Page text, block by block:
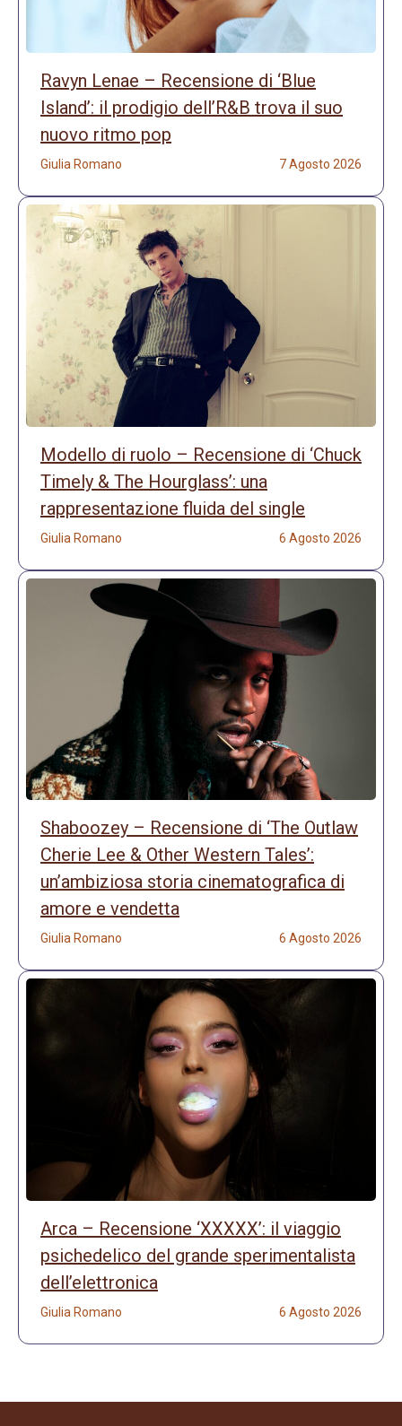
Ravyn Lenae – Recensione di ‘Blue
Island’: il prodigio dell’R&B trova il suo
nuovo ritmo pop
Giulia Romano 7 Agosto 2026
Modello di ruolo – Recensione di ‘Chuck
Timely & The Hourglass’: una
rappresentazione fluida del single
Giulia Romano 6 Agosto 2026
Shaboozey – Recensione di ‘The Outlaw
Cherie Lee & Other Western Tales’:
un’ambiziosa storia cinematografica di
amore e vendetta
Giulia Romano 6 Agosto 2026
Arca – Recensione ‘XXXXX’: il viaggio
psichedelico del grande sperimentalista
dell’elettronica
Giulia Romano 6 Agosto 2026